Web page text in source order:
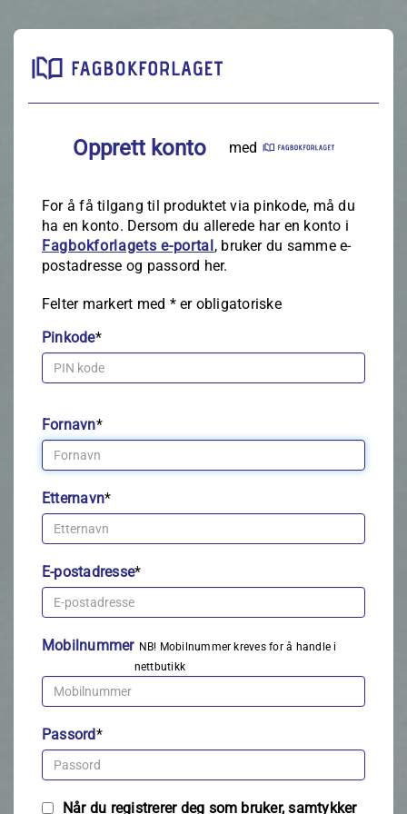
Opprett konto med
For å få tilgang til produktet via pinkode, må du
ha en konto. Dersom du allerede har en konto i
Fagbokforlagets e‑portal, bruker du samme e-
postadresse og passord her.
Felter markert med *er obligatoriske
Pinkode*
Fornavn*
Etternavn*
E-postadresse*
Mobilnummer NB! Mobilnummer kreves for å handle i
nettbutikk
Passord*
Når du registrerer deg som bruker, samtykker